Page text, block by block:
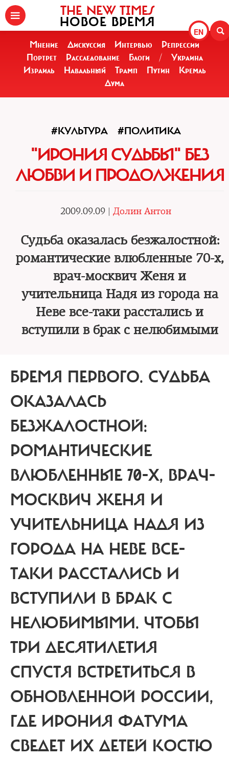
EN
THE NEW TIMES
НОВОЕ ВРЕМЯ
Мнение Дискуссия Интервью
Репрессии
Портрет
Расследование Блоги /
Украина
Израиль
Навальный Трамп Путин
Кремль
Дума
#КУЛЬТУРА #ПОЛИТИКА
"ИРОНИЯ СУДЬБЫ" БЕЗ
ЛЮБВИ И ПРОДОЛЖЕНИЯ
2009.09.09 | Долин Антон
Судьба оказалась безжалостной:
романтические влюбленные 70-х,
врач-москвич Женя и
учительница Надя из города на
Неве все-таки расстались и
вступили в брак с нелюбимыми
БРЕМЯ ПЕРВОГО. СУДЬБА
ОКАЗАЛАСЬ
БЕЗЖАЛОСТНОЙ:
РОМАНТИЧЕСКИЕ
ВЛЮБЛЕННЫЕ 70-Х, ВРАЧ-
МОСКВИЧ ЖЕНЯ И
УЧИТЕЛЬНИЦА НАДЯ ИЗ
ГОРОДА НА НЕВЕ ВСЕ-
ТАКИ РАССТАЛИСЬ И
ВСТУПИЛИ В БРАК С
НЕЛЮБИМЫМИ. ЧТОБЫ
ТРИ ДЕСЯТИЛЕТИЯ
СПУСТЯ ВСТРЕТИТЬСЯ В
ОБНОВЛЕННОЙ РОССИИ,
ГДЕ ИРОНИЯ ФАТУМА
СВЕДЕТ ИХ ДЕТЕЙ КОСТЮ